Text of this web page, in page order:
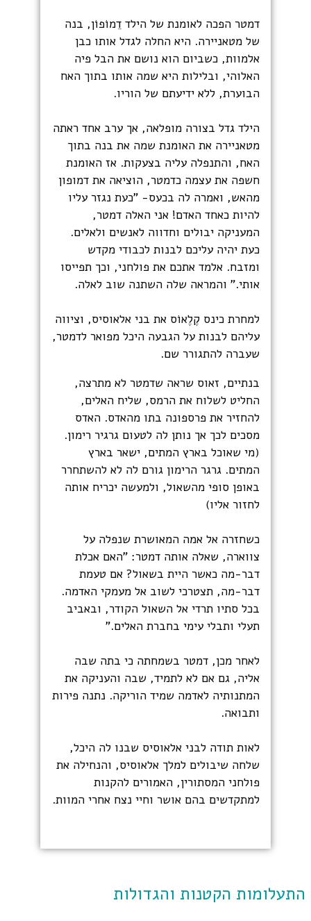
דמטר הפכה לאומנת של הילד דֵמוֹפוֹן, בנה
של מטאניירה. היא החלה לגדל אותו כבן
אלמוות, כשביום הוא נושם את הבל פיה
האלוהי, ובלילות היא שמה אותו בתוך האח
הבוערת, ללא ידיעתם של הוריו.
הילד גדל בצורה מופלאה, אך ערב אחד ראתה
מטאניירה את האומנת שמה את בנה בתוך
האח, והתנפלה עליה בצעקות. אז האומנת
חשפה את עצמה כדמטר, הוציאה את דמופון
מהאש, ואמרה לה בכעס- "כעת נגזר עליו
להיות כאחד האדם! אני האלה דמטר,
המעניקה יבולים וחדווה לאנשים ולאלים.
כעת יהיה עליכם לבנות לכבודי מקדש
ומזבח. אלמד אתכם את פולחני, וכך תפייסו
אותי." והמראה שלה השתנה שוב לאלה.
למחרת כינס קֶלֶאוֹס את בני אלאוסיס, וציווה
עליהם לבנות על הגבעה היכל מפואר לדמטר,
שעברה להתגורר שם.
בנתיים, זאוס שראה שדמטר לא מתרצה,
החליט לשלוח את הרמס, שליח האלים,
להחזיר את פרספונה בתו מהאדס. האדס
מסכים לכך אך נותן לה לטעום גרגיר רימון.
(מי שאוכל בארץ המתים, ישאר בארץ
המתים. גרגר הרימון גורם לה לא להשתחרר
באופן סופי מהשאול, ולמעשה יכריח אותה
לחזור אליו)
כשחזרה אל אמה המאושרת שנפלה על
צווארה, שאלה אותה דמטר: "האם אכלת
דבר-מה כאשר היית בשאול? אם טעמת
דבר-מה, תצטרכי לשוב אל מעמקי האדמה.
בכל סתיו תרדי אל השאול הקודר, ובאביב
תעלי ותבלי עימי בחברת האלים."
לאחר מכן, דמטר בשמחתה כי בתה שבה
אליה, גם אם לא לתמיד, שבה והעניקה את
המתנותיה לאדמה שמיד הוריקה. נתנה פירות
ותבואה.
לאות תודה לבני אלאוסיס שבנו לה היכל,
שלחה שיבולים למלך אלאוסיס, והנחילה את
פולחני המסתורין, האמורים להקנות
למתקדשים בהם אושר וחיי נצח אחרי המוות.
התעלומות הקטנות והגדולות